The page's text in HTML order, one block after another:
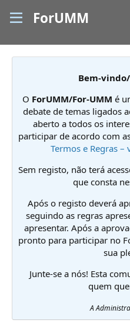
ForUMM
Bem-
O ForUMM/For-UMM é
debate de temas ligados
aberto a todos os
participar de acordo com
Termos e Regras
Sem registo, não terá
que consta
Após o registo deverá
seguindo as regras
apresentar. Após a
pronto para participar no
sua
Junte-se a nós! Esta
quem
A